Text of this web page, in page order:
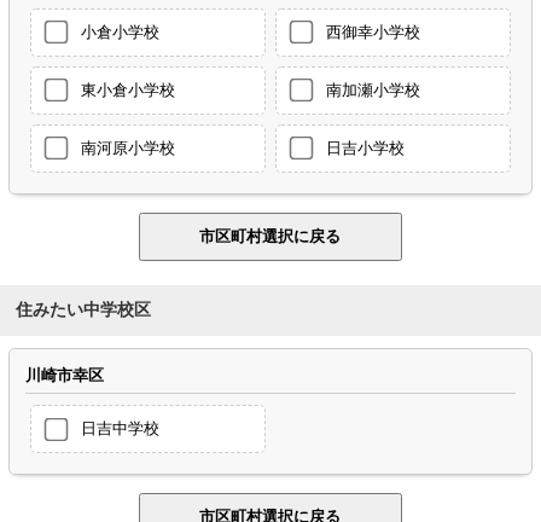
小倉小学校 西御幸小学校
東小倉小学校 南加瀬小学校
南河原小学校 日吉小学校
住みたい中学校区
川崎市幸区
日吉中学校